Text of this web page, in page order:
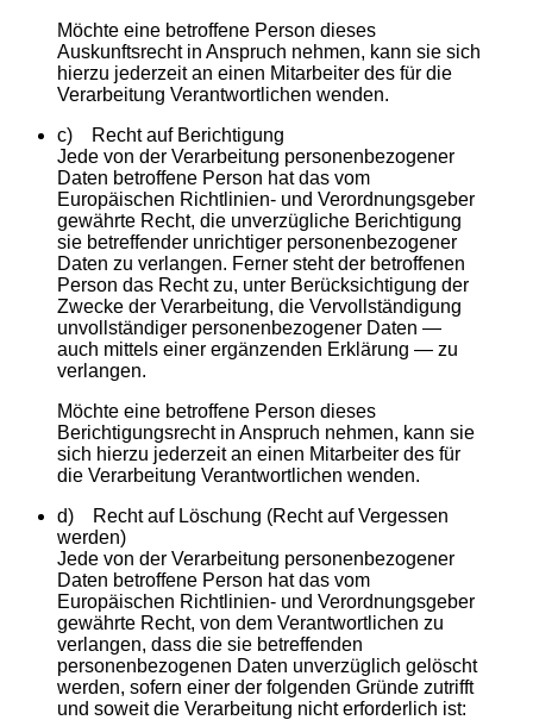
Möchte eine betroffene Person dieses
Auskunftsrecht in Anspruch nehmen, kann sie sich
hierzu jederzeit an einen Mitarbeiter des für die
Verarbeitung Verantwortlichen wenden.
c) Recht auf Berichtigung
Jede von der Verarbeitung personenbezogener
Daten betroffene Person hat das vom
Europäischen Richtlinien- und Verordnungsgeber
gewährte Recht, die unverzügliche Berichtigung
sie betreffender unrichtiger personenbezogener
Daten zu verlangen. Ferner steht der betroffenen
Person das Recht zu, unter Berücksichtigung der
Zwecke der Verarbeitung, die Vervollständigung
unvollständiger personenbezogener Daten —
auch mittels einer ergänzenden Erklärung — zu
verlangen.
Möchte eine betroffene Person dieses
Berichtigungsrecht in Anspruch nehmen, kann sie
sich hierzu jederzeit an einen Mitarbeiter des für
die Verarbeitung Verantwortlichen wenden.
d) Recht auf Löschung (Recht auf Vergessen
werden)
Jede von der Verarbeitung personenbezogener
Daten betroffene Person hat das vom
Europäischen Richtlinien- und Verordnungsgeber
gewährte Recht, von dem Verantwortlichen zu
verlangen, dass die sie betreffenden
personenbezogenen Daten unverzüglich gelöscht
werden, sofern einer der folgenden Gründe zutrifft
und soweit die Verarbeitung nicht erforderlich ist: